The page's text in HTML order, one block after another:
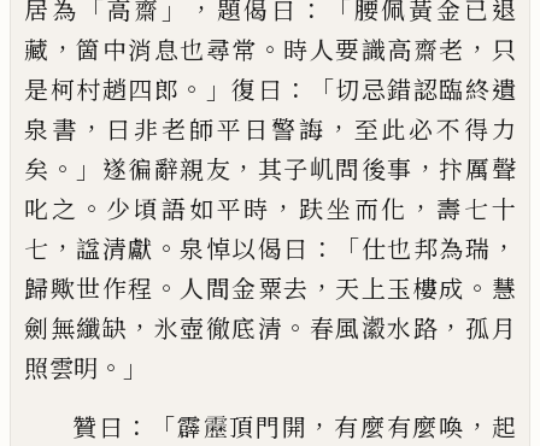
居為 「高齋 」， 題偈曰 ：「腰佩黃金 已退
藏 ，箇中消息也尋常 。 時人要識高齋老 ， 只
是柯村趙四郎 。」復曰 ：「切忌錯認臨終遺
泉書 ， 曰非老師平日警誨 ， 至此必不得力
矣 。」 遂徧辭親友 ， 其子㞦問後事 ， 抃厲聲
叱之 。 少頃語如平時 ， 趺坐而化 ， 壽七十
七 ， 諡清獻 。泉悼以偈曰 ：「仕也邦為瑞 ，
歸歟世作程 。 人間金粟去 ， 天上玉樓成 。 慧
劍無纖缺 ， 氷壺徹底清 。 春風瀫水路 ， 孤月
照雲明 。」
贊曰 ：「霹𮦷頂門開 ， 有麼有麼喚 ， 起